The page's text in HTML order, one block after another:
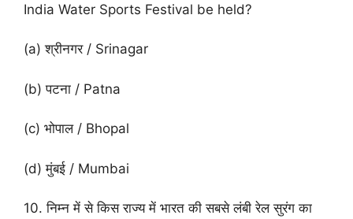
India Water Sports Festival be held?
(a) श्रीनगर / Srinagar
(b) पटना / Patna
(c) भोपाल / Bhopal
(d) मुंबई / Mumbai
10. निम्न में से किस राज्य में भारत की सबसे लंबी रेल सुरंग का